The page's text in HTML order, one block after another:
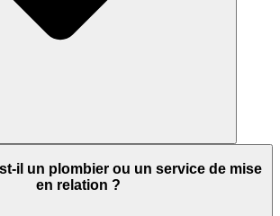
il un plombier ou un service de mise
en relation ?